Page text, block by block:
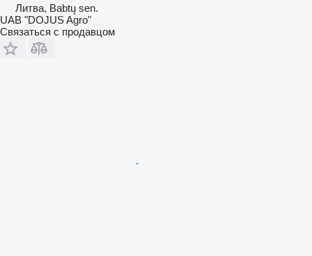
Литва, Babtų sen.
UAB "DOJUS Agro"
Связаться с продавцом